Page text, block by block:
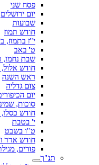
פסח שני
יום ירושלים
שבועות
חודש תמוז
י"ז בתמוז,
ט' באב
שבת נחמו,
חודש אלול,
ראש השנה
צום גדליה
יום
סוכות,
חודש כסלו,
י' בטבת
ט"ו בשבט
חודש אדר
פורים,
תנ"ך